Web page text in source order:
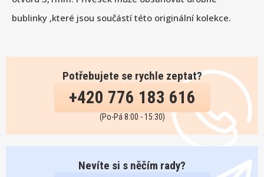
bublinky ,které jsou součástí této originální kolekce.
Potřebujete se rychle zeptat?
+420 776 183 616
(Po-Pá 8:00 - 15:30)
Nevíte si s něčím rady?